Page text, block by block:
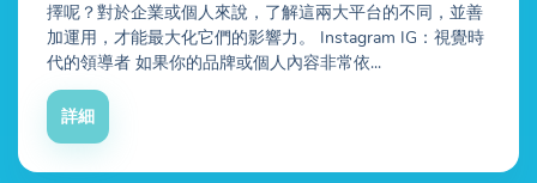
擇呢？對於企業或個人來說，了解這兩大平台的不同，並善
加運用，才能最大化它們的影響力。 Instagram IG：視覺時
代的領導者 如果你的品牌或個人內容非常依...
詳細